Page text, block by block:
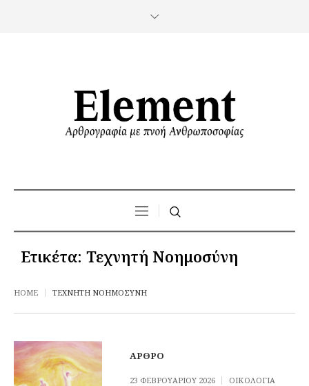
Ετικέτα: Τεχνητή Νοημοσύνη
HOME ΤΕΧΝΗΤΉ ΝΟΗΜΟΣΎΝΗ
ΆΡΘΡΟ
23 ΦΕΒΡΟΥΑΡΊΟΥ 2026 ΟΙΚΟΛΟΓΊΑ